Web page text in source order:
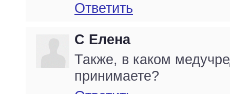
Ответить
С Елена
Также, в каком
принимаете?